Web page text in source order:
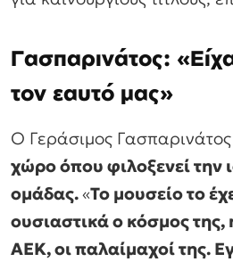
Γασπαρινάτος:
τον εαυτό μας»
Ο Γεράσιμος Γασπαρινάτος
χώρο όπου φιλοξενεί την
ομάδας.«Το μουσείο το
ουσιαστικά ο κόσμος της,
ΑΕΚ, οι παλαίμαχοί της.